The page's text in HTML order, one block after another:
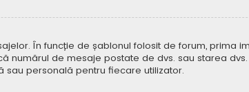
În funcție de șablonul folosit de forum, prima
de mesaje postate de dvs. sau starea
sau personală pentru fiecare utilizator.